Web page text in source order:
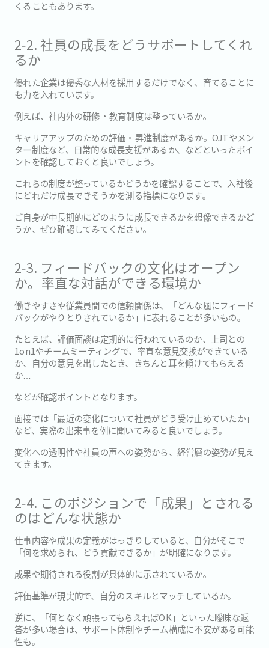
くることもあります。
2‐2. 社員の成長をどうサポートしてくれ
るか
優れた企業は優秀な人材を採用するだけでなく、育てることに
も力を入れています。
例えば、社内外の研修・教育制度は整っているか。
キャリアアップのための評価・昇進制度があるか。OJTやメン
ター制度など、日常的な成長支援があるか、などといったポイ
ントを確認しておくと良いでしょう。
これらの制度が整っているかどうかを確認することで、入社後
にどれだけ成長できそうかを測る指標になります。
ご自身が中長期的にどのように成長できるかを想像できるかど
うか、ぜひ確認してみてください。
2‐3. フィードバックの文化はオープン
か。率直な対話ができる環境か
働きやすさや従業員間での信頼関係は、「どんな風にフィード
バックがやりとりされているか」に表れることが多いもの。
たとえば、評価面談は定期的に行われているのか、上司との
1on1やチームミーティングで、率直な意見交換ができている
か、自分の意見を出したとき、きちんと耳を傾けてもらえる
か…
などが確認ポイントとなります。
面接では「最近の変化について社員がどう受け止めていたか」
など、実際の出来事を例に聞いてみると良いでしょう。
変化への透明性や社員の声への姿勢から、経営層の姿勢が見え
てきます。
2‐4. このポジションで「成果」とされる
のはどんな状態か
仕事内容や成果の定義がはっきりしていると、自分がそこで
「何を求められ、どう貢献できるか」が明確になります。
成果や期待される役割が具体的に示されているか。
評価基準が現実的で、自分のスキルとマッチしているか。
逆に、「何となく頑張ってもらえればOK」といった曖昧な返
答が多い場合は、サポート体制やチーム構成に不安がある可能
性も。